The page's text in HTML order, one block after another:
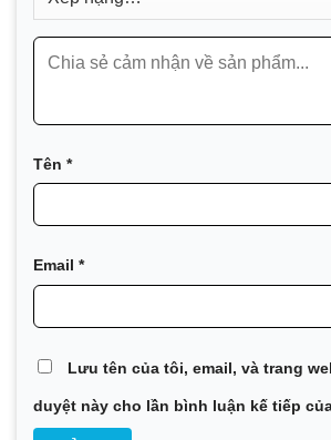
Tên *
Email *
Lưu tên của tôi, email, và trang
duyệt này cho lần bình luận kế tiếp